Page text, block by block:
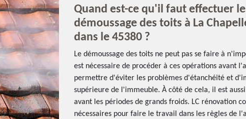
Quand est-ce qu'il faut effectuer
démoussage des toits à La
dans le 45380 ?
Le démoussage des toits ne peut pas se faire à
est nécessaire de procéder à ces opérations avant
permettre d'éviter les problèmes d'étanchéité et
supérieure de l'immeuble. À côté de cela, il est
avant les périodes de grands froids. LC rénovation
nécessaires pour faire le travail dans les règles de